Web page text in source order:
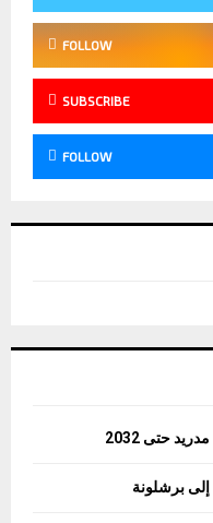
FOLLOW
SUBSCRIBE
FOLLOW
حتى 2032
إلى برشلونة